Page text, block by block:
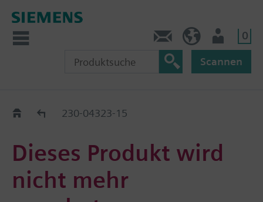
0
Scannen
Old2New230-04323-15
Dieses Produkt wird
nicht mehr